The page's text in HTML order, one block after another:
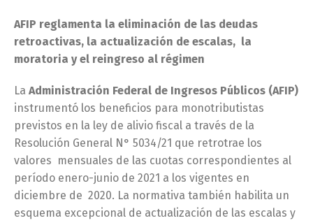
AFIP reglamenta la eliminación de las deudas
retroactivas, la actualización de escalas, la
moratoria y el reingreso al régimen
La Administración Federal de Ingresos Públicos (AFIP)
instrumentó los beneficios para monotributistas
previstos en la ley de alivio fiscal a través de la
Resolución General N° 5034/21 que retrotrae los
valores mensuales de las cuotas correspondientes al
período enero-junio de 2021 a los vigentes en
diciembre de 2020. La normativa también habilita un
esquema excepcional de actualización de las escalas y